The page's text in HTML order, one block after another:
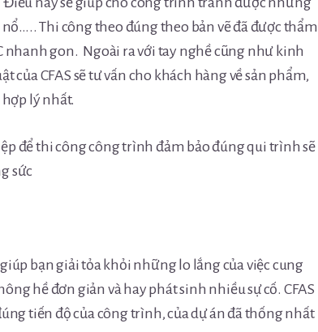
Thi công theo đúng theo bản vẽ đã được thẩm
nhanh gon. Ngoài ra với tay nghề cũng như kinh
CFAS sẽ tư vấn cho khách hàng về sản phẩm,
hợp lý nhất.
để thi công công trình đảm bảo đúng qui trình sẽ
sức
bạn giải tỏa khỏi những lo lắng của việc cung
hề đơn giản và hay phát sinh nhiều sự cố. CFAS
tiến độ của công trình, của dự án đã thống nhất